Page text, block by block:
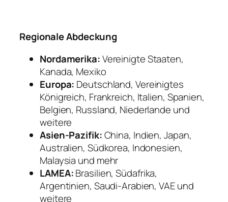
Regionale Abdeckung
Nordamerika:Vereinigte Staaten,
Kanada, Mexiko
Europa: Deutschland, Vereinigtes
Königreich, Frankreich, Italien, Spanien,
Belgien, Russland, Niederlande und
weitere
Asien-Pazifik:China, Indien, Japan,
Australien, Südkorea, Indonesien,
Malaysia und mehr
LAMEA:Brasilien, Südafrika,
Argentinien, Saudi-Arabien, VAE und
weitere